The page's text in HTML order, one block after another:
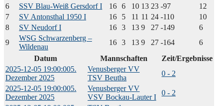
6
SSV Blau-Weiß Gersdorf I 16 6 10 13 23 -97
12
7
SV Antonsthal 1950 I 16 5 11 11 24 -110
10
8
SV Neudorf I 16 3 13 9 27 -149
6
9
WSG Schwarzenberg –
Wildenau
16 3 13 9 27 -164
6
Datum
Mannschaften
Zeit/Ergebnisse
2025-12-05 19:00:005.
Dezember 2025
Venusberger VV
TSV Beutha
0 - 2
2025-12-05 19:00:005.
Dezember 2025
Venusberger VV
VSV Bockau-Lauter I
0 - 2